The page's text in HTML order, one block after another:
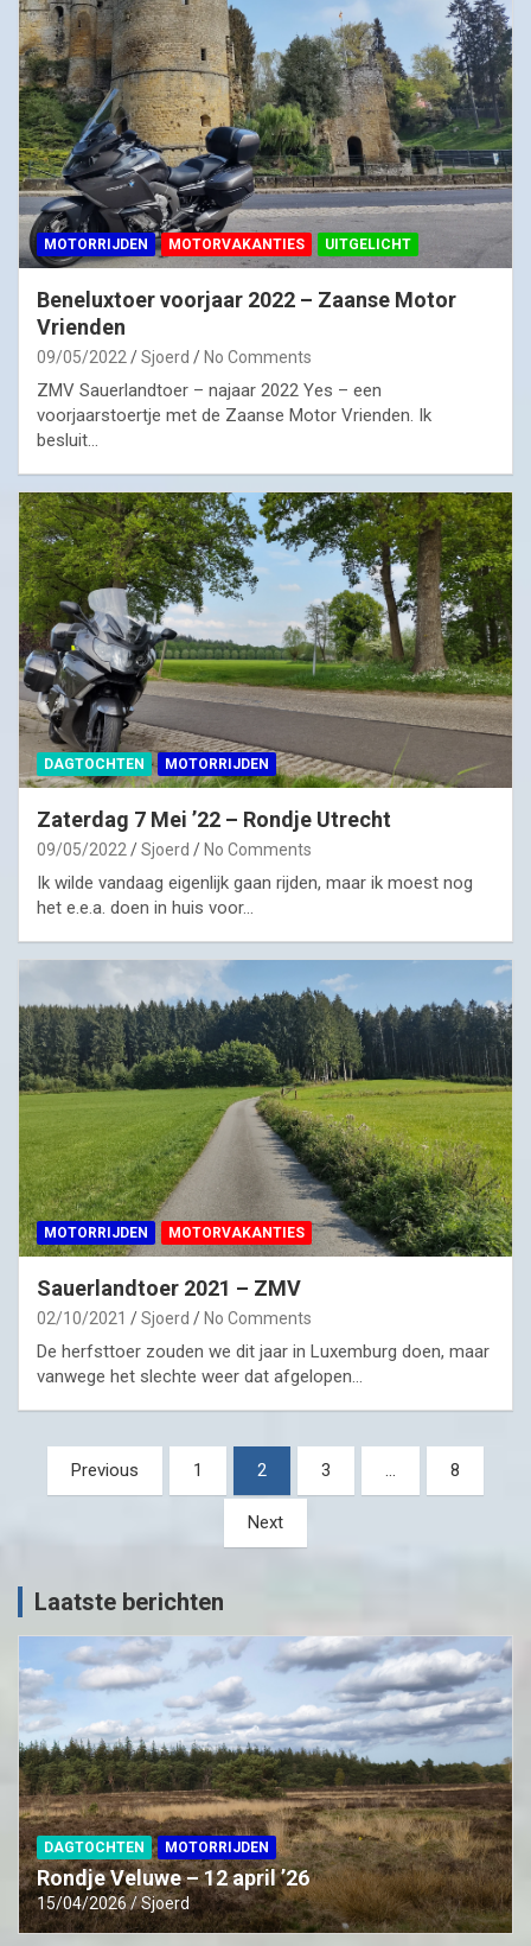
MOTORRIJDEN MOTORVAKANTIES UITGELICHT
Beneluxtoer voorjaar 2022 – Zaanse Motor
Vrienden
09/05/2022 Sjoerd No Comments
ZMV Sauerlandtoer – najaar 2022 Yes – een
voorjaarstoertje met de Zaanse Motor Vrienden. Ik
besluit…
DAGTOCHTEN MOTORRIJDEN
Zaterdag 7 Mei ’22 – Rondje Utrecht
09/05/2022 Sjoerd No Comments
Ik wilde vandaag eigenlijk gaan rijden, maar ik moest nog
het e.e.a. doen in huis voor…
MOTORRIJDEN MOTORVAKANTIES
Sauerlandtoer 2021 – ZMV
02/10/2021 Sjoerd No Comments
De herfsttoer zouden we dit jaar in Luxemburg doen, maar
vanwege het slechte weer dat afgelopen…
Posts
pagination
Previous 1 2 3 … 8
Next
Laatste berichten
DAGTOCHTEN MOTORRIJDEN
Rondje Veluwe – 12 april ’26
15/04/2026 Sjoerd